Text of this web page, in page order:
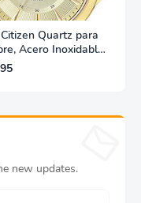
Quartz para
Acero Inoxidable,
Dorado
new updates.